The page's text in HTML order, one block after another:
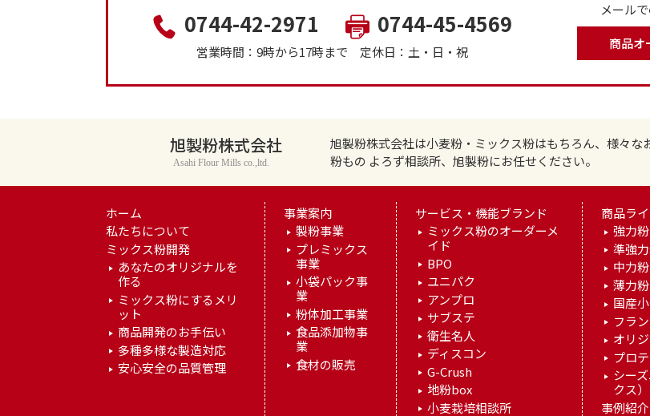
0744-42-2971 0744-45-4569
営業時間：9時から17時まで 定休日：土・日・祝
メール
商品オ
旭製粉株式会社
Asahi Flour Mills co.,ltd.
旭製粉株式会社は小麦粉・ミックス粉はもちろん、様々
粉もの よろず相談所、旭製粉にお任せください。
ホーム
私たちについて
ミックス粉開発
あなたのオリジナルを
作る
ミックス粉にするメリ
ット
商品開発のお手伝い
多種多様な製造対応
安心安全の品質管理
事業案内
製粉事業
プレミックス
事業
小袋パック事
業
粉体加工事業
食品添加物事
業
食材の販売
サービス・機能ブランド
ミックス粉のオーダーメ
イド
BPO
ユニパク
アンプロ
サブステ
衛生名人
ディスコン
G-Crush
地粉box
小麦栽培相談所
商品ラ
強力粉
準強力
中力
薄力粉
国産
フラ
オリ
プロ
シー
クス）
事例紹介